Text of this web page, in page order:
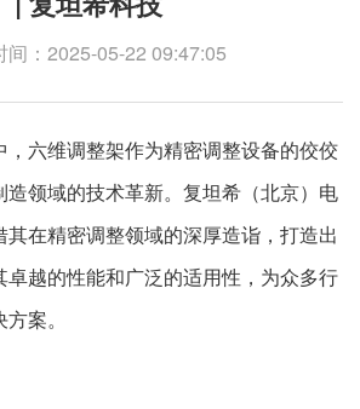
间：2025-05-22 09:47:05
六维调整架作为精密调整设备的佼佼
领域的技术革新。复坦希（北京）电
在精密调整领域的深厚造诣，打造出
卓越的性能和广泛的适用性，为众多行
案。